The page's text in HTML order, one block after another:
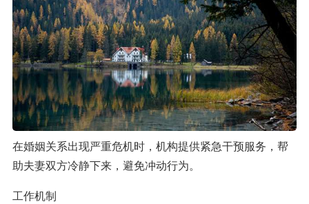
在婚姻关系出现严重危机时，机构提供紧急干预服务，帮
助夫妻双方冷静下来，避免冲动行为。
工作机制